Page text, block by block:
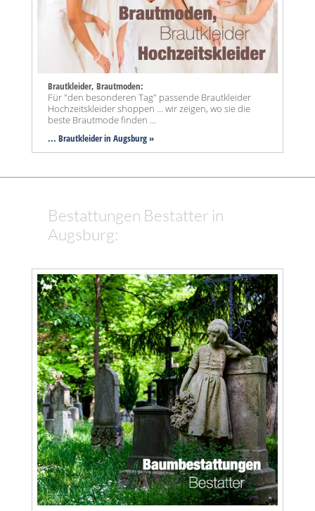
Brautkleider, Brautmoden:
Für "den besonderen Tag" passende Brautkleider
Hochzeitskleider shoppen ... wir zeigen, wo sie die
beste Brautmode finden ...
... Brautkleider in Augsburg »
Bestattungen Bestatter in
Augsburg: